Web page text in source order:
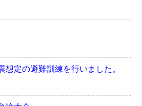
想定の避難訓練を行いました。